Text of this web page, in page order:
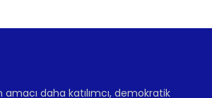
daha katılımcı, demokratik